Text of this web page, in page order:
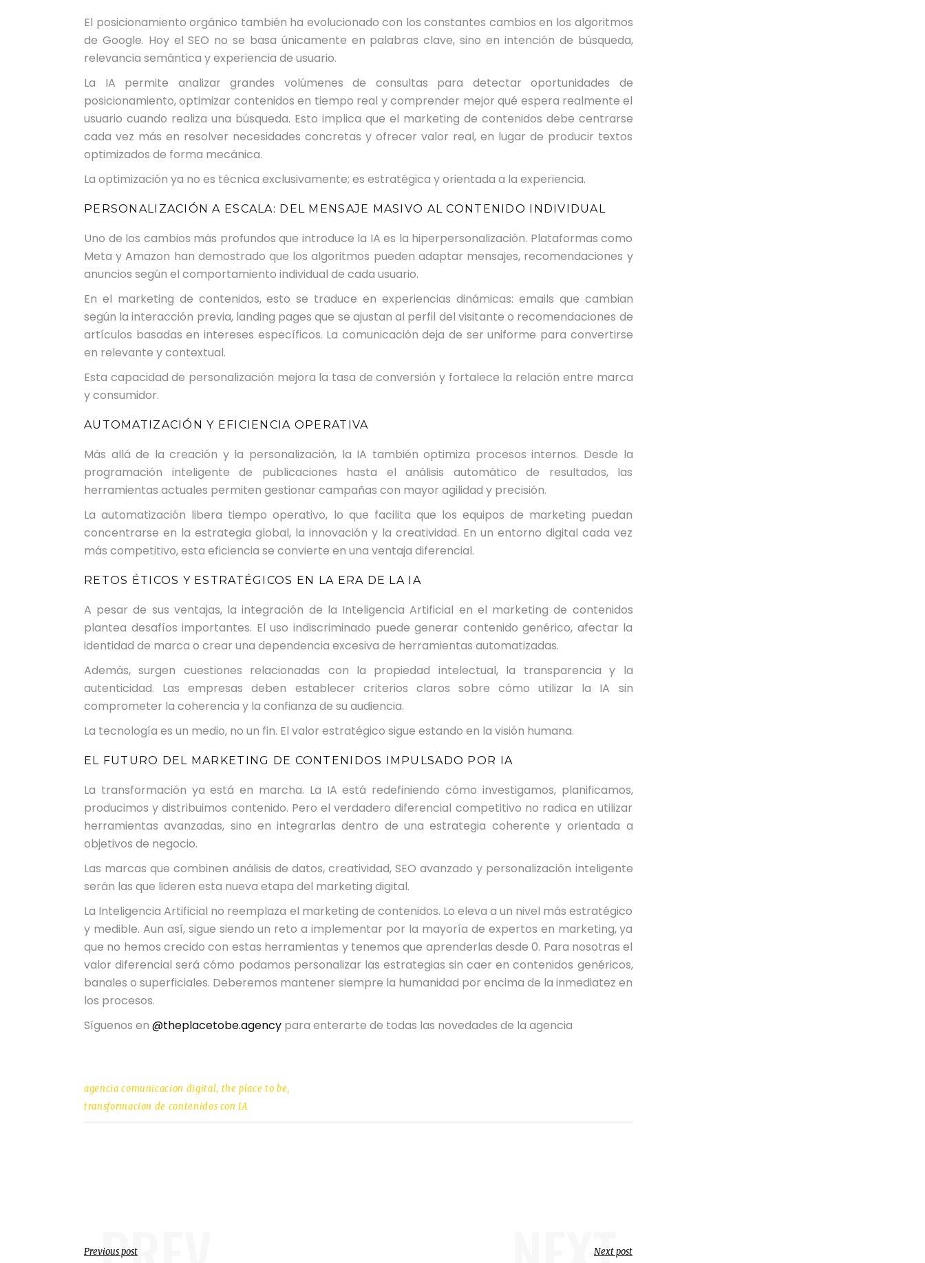
El posicionamiento orgánico también ha evolucionado con los constantes cambios en los algoritmos
de Google. Hoy el SEO no se basa únicamente en palabras clave, sino en intención de búsqueda,
relevancia semántica y experiencia de usuario.
La IA permite analizar grandes volúmenes de consultas para detectar oportunidades de
posicionamiento, optimizar contenidos en tiempo real y comprender mejor qué espera realmente el
usuario cuando realiza una búsqueda. Esto implica que el marketing de contenidos debe centrarse
cada vez más en resolver necesidades concretas y ofrecer valor real, en lugar de producir textos
optimizados de forma mecánica.
La optimización ya no es técnica exclusivamente; es estratégica y orientada a la experiencia.
PERSONALIZACIÓN A ESCALA: DEL MENSAJE MASIVO AL CONTENIDO INDIVIDUAL
Uno de los cambios más profundos que introduce la IA es la hiperpersonalización. Plataformas como
Meta yAmazon han demostrado que los algoritmos pueden adaptar mensajes, recomendaciones y
anuncios según el comportamiento individual de cada usuario.
En el marketing de contenidos, esto se traduce en experiencias dinámicas: emails que cambian
según la interacción previa, landing pages que se ajustan al perfil del visitante o recomendaciones de
artículos basadas en intereses específicos. La comunicación deja de ser uniforme para convertirse
en relevante y contextual.
Esta capacidad de personalización mejora la tasa de conversión y fortalece la relación entre marca
y consumidor.
AUTOMATIZACIÓN Y EFICIENCIA OPERATIVA
Más allá de la creación y la personalización, la IA también optimiza procesos internos. Desde la
programación inteligente de publicaciones hasta el análisis automático de resultados, las
herramientas actuales permiten gestionar campañas con mayor agilidad y precisión.
La automatización libera tiempo operativo, lo que facilita que los equipos de marketing puedan
concentrarse en la estrategia global, la innovación y la creatividad. En un entorno digital cada vez
más competitivo, esta eficiencia se convierte en una ventaja diferencial.
RETOS ÉTICOS Y ESTRATÉGICOS EN LA ERA DE LA IA
A pesar de sus ventajas, la integración de la Inteligencia Artificial en el marketing de contenidos
plantea desafíos importantes. El uso indiscriminado puede generar contenido genérico, afectar la
identidad de marca o crear una dependencia excesiva de herramientas automatizadas.
Además, surgen cuestiones relacionadas con la propiedad intelectual, la transparencia y la
autenticidad. Las empresas deben establecer criterios claros sobre cómo utilizar la IA sin
comprometer la coherencia y la confianza de su audiencia.
La tecnología es un medio, no un fin. El valor estratégico sigue estando en la visión humana.
EL FUTURO DEL MARKETING DE CONTENIDOS IMPULSADO POR IA
La transformación ya está en marcha. La IA está redefiniendo cómo investigamos, planificamos,
producimos y distribuimos contenido. Pero el verdadero diferencial competitivo no radica en utilizar
herramientas avanzadas, sino en integrarlas dentro de una estrategia coherente y orientada a
objetivos de negocio.
Las marcas que combinen análisis de datos, creatividad, SEO avanzado y personalización inteligente
serán las que lideren esta nueva etapa del marketing digital.
La Inteligencia Artificial no reemplaza el marketing de contenidos. Lo eleva a un nivel más estratégico
y medible. Aun así, sigue siendo un reto a implementar por la mayoría de expertos en marketing, ya
que no hemos crecido con estas herramientas y tenemos que aprenderlas desde 0. Para nosotras el
valor diferencial será cómo podamos personalizar las estrategias sin caer en contenidos genéricos,
banales o superficiales. Deberemos mantener siempre la humanidad por encima de la inmediatez en
los procesos.
Síguenos en @theplacetobe.agency para enterarte de todas las novedades de la agencia
agencia comunicacion digital, the place to be,
transformacion de contenidos con IA
Previous post Next post